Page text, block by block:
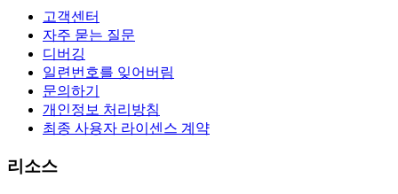
고객센터
자주 묻는 질문
디버깅
일련번호를 잊어버림
문의하기
개인정보 처리방침
최종 사용자 라이센스 계약
리소스